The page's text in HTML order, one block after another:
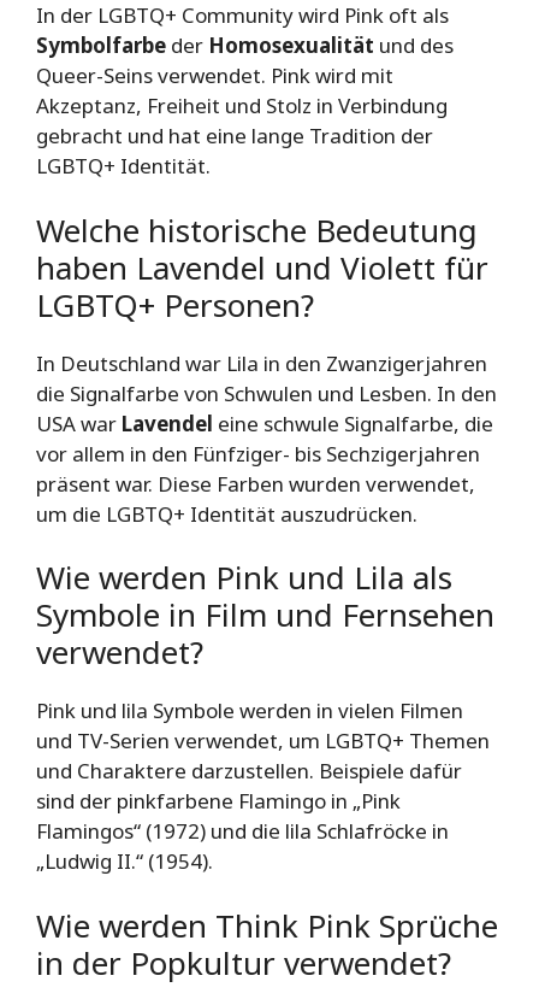
In der LGBTQ+ Community wird Pink oft als
Symbolfarbe der Homosexualität und des
Queer-Seins verwendet. Pink wird mit
Akzeptanz, Freiheit und Stolz in Verbindung
gebracht und hat eine lange Tradition der
LGBTQ+ Identität.
Welche historische Bedeutung
haben Lavendel und Violett für
LGBTQ+ Personen?
In Deutschland war Lila in den Zwanzigerjahren
die Signalfarbe von Schwulen und Lesben. In den
USA war Lavendel eine schwule Signalfarbe, die
vor allem in den Fünfziger- bis Sechzigerjahren
präsent war. Diese Farben wurden verwendet,
um die LGBTQ+ Identität auszudrücken.
Wie werden Pink und Lila als
Symbole in Film und Fernsehen
verwendet?
Pink und lila Symbole werden in vielen Filmen
und TV-Serien verwendet, um LGBTQ+ Themen
und Charaktere darzustellen. Beispiele dafür
sind der pinkfarbene Flamingo in „Pink
Flamingos“ (1972) und die lila Schlafröcke in
„Ludwig II.“ (1954).
Wie werden Think Pink Sprüche
in der Popkultur verwendet?